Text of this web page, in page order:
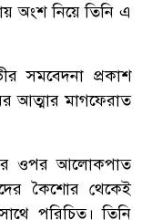
অংশ নিয়ে তিনি এ
সমবেদনা প্রকাশ
আত্মার মাগফেরাত
ওপর আলোকপাত
কৈশোর থেকেই
পরিচিত। তিনি